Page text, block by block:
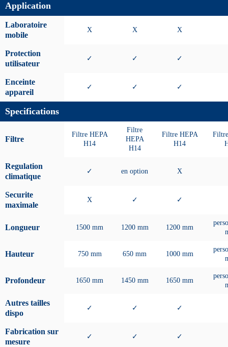
Application
Laboratoire
mobile
X X X
Protection
utilisateur
✓ ✓ ✓
Enceinte
appareil
✓ ✓ ✓
Specifications
Filtre
Filtre HEPA
H14
Filtre
HEPA
H14
Filtre HEPA
H14
Regulation
climatique
✓ en option X
Securite
maximale
X ✓ ✓
Longueur 1500 mm 1200 mm 1200 mm
Hauteur 750 mm 650 mm 1000 mm
Profondeur 1650 mm 1450 mm 1650 mm
Autres tailles
dispo
✓ ✓ ✓
Fabrication sur
mesure
✓ ✓ ✓